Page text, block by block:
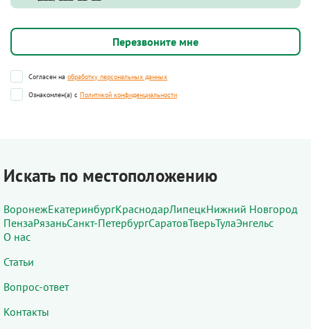
Согласен на обработку персональных данных
Ознакомлен(а) с Политикой конфиденциальности
Искать по местоположению
ВоронежЕкатеринбургКраснодарЛипецкНижний Новгород
ПензаРязаньСанкт-ПетербургСаратовТверьТулаЭнгельс
О нас
Статьи
Вопрос-ответ
Контакты